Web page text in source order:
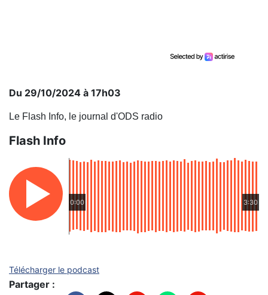
Du 29/10/2024 à 17h03
Le Flash Info, le journal d'ODS radio
Flash Info
0:00 3:30
Télécharger le podcast
Partager :